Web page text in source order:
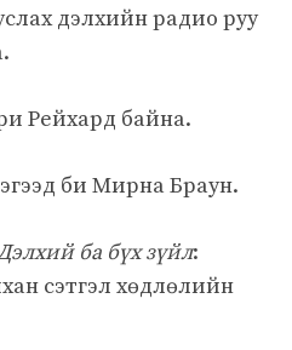
дэлхийн радио руу
Рейхард байна.
би Мирна Браун.
ба бүх зүйл:
сэтгэл хөдлөлийн